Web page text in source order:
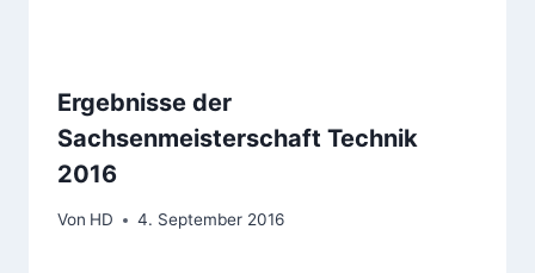
Ergebnisse der
Sachsenmeisterschaft Technik
2016
Von HD 4. September 2016